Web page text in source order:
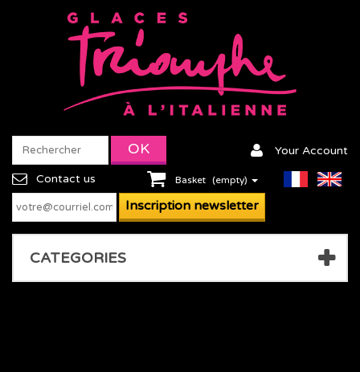
Your Account
Contact us Basket (empty)
CATEGORIES